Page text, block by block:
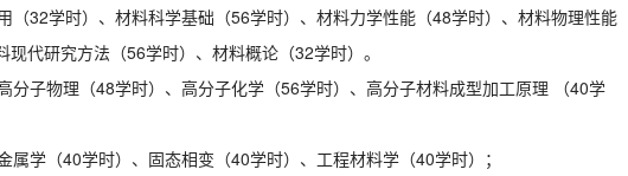
（32学时）、材料科学基础（56学时）、材料力学性能（48学时）、材料物理性能
现代研究方法（56学时）、材料概论（32学时）。
分子物理（48学时）、高分子化学（56学时）、高分子材料成型加工原理 （40学
属学（40学时）、固态相变（40学时）、工程材料学（40学时）；